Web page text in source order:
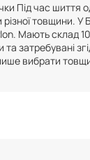
Під час
товщини.
Мають склад
затребувані
вибрати